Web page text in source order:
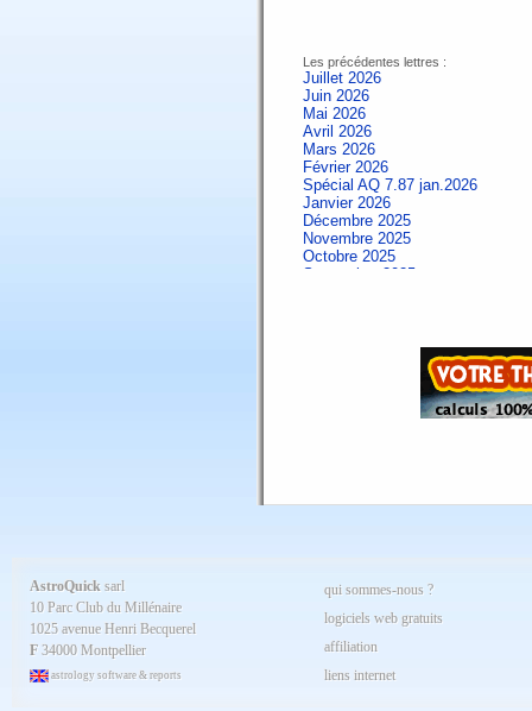
Les précédentes lettres :
Juillet 2026
Juin 2026
Mai 2026
Avril 2026
Mars 2026
Février 2026
Spécial AQ 7.87 jan.2026
Janvier 2026
Décembre 2025
Novembre 2025
Octobre 2025
Septembre 2025
Spécial AQ 7.84 jan.2025
Septembre 2024
Avril 2024
Mars 2024
Février 2024
Janvier 2024
Décembre 2023
Novembre 2023
AstroQuick sarl
10 Parc Club du Millénaire
1025 avenue Henri Becquerel
F 34000 Montpellier
astrology software & reports
qui sommes-nous ?
logiciels web gratuits
affiliation
liens internet